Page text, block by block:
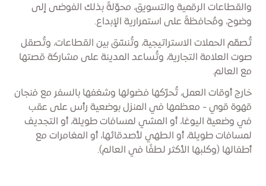
والقطاعات الرقمية والتسويق، محوّلةً بذلك الفوضى إلى
وضوح، ومُحافظةً على استمرارية الإبداع.
تُصمّم الحملات الاستراتيجية، وتُنسّق بين القطاعات، وتُصقل
صوت العلامة التجارية، وتُساعد المدينة على مشاركة قصتها
مع العالم.
خارج أوقات العمل، تُحرّكها فضولها وشغفها بالسفر مع فنجان
قهوة قوي - معظمها في المنزل بوضعية رأس على عقب
في وضعية اليوغا، أو المشي لمسافات طويلة، أو التجديف
لمسافات طويلة، أو الطهي لأصدقائها، أو المغامرات مع
أطفالها (وكلبها الأكثر لطفًا في العالم).